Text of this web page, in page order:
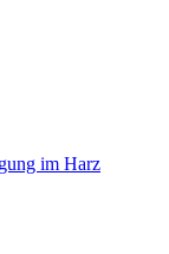
im Harz